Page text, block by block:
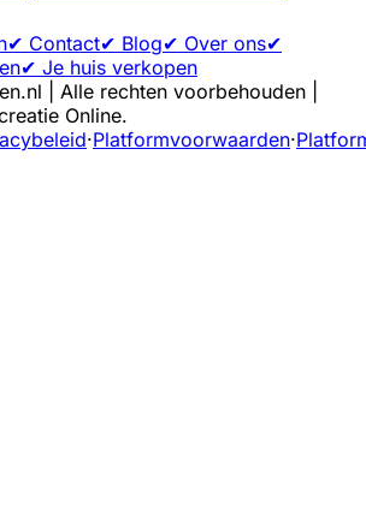
✔ Contact✔ Blog✔ Over ons✔
✔ Je huis verkopen
| Alle rechten voorbehouden |
Online.
·Platformvoorwaarden·